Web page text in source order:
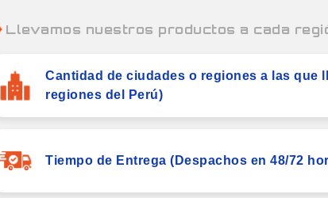
Llevamos nuestros productos a cada
Cantidad de ciudades o regiones a las que
regiones del Perú)
Tiempo de Entrega (Despachos en 48/72